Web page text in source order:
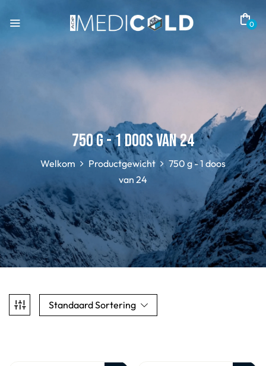
0
750 g - 1 doos van 24
Welkom Productgewicht
750 g - 1 doos
van 24
Standaard Sortering